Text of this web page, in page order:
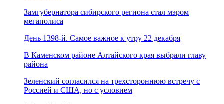
Замгубернатора сибирского региона стал мэром
мегаполиса
День 1398-й. Самое важное к утру 22 декабря
В Каменском районе Алтайского края выбрали главу
района
Зеленский согласился на трехстороннюю встречу с
Россией и США, но с условием